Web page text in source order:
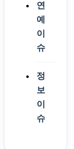
연
예
이
슈
정
보
이
슈